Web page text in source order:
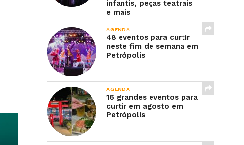
infantis, peças teatrais
e mais
AGENDA
48 eventos para curtir
neste fim de semana em
Petrópolis
AGENDA
16 grandes eventos para
curtir em agosto em
Petrópolis